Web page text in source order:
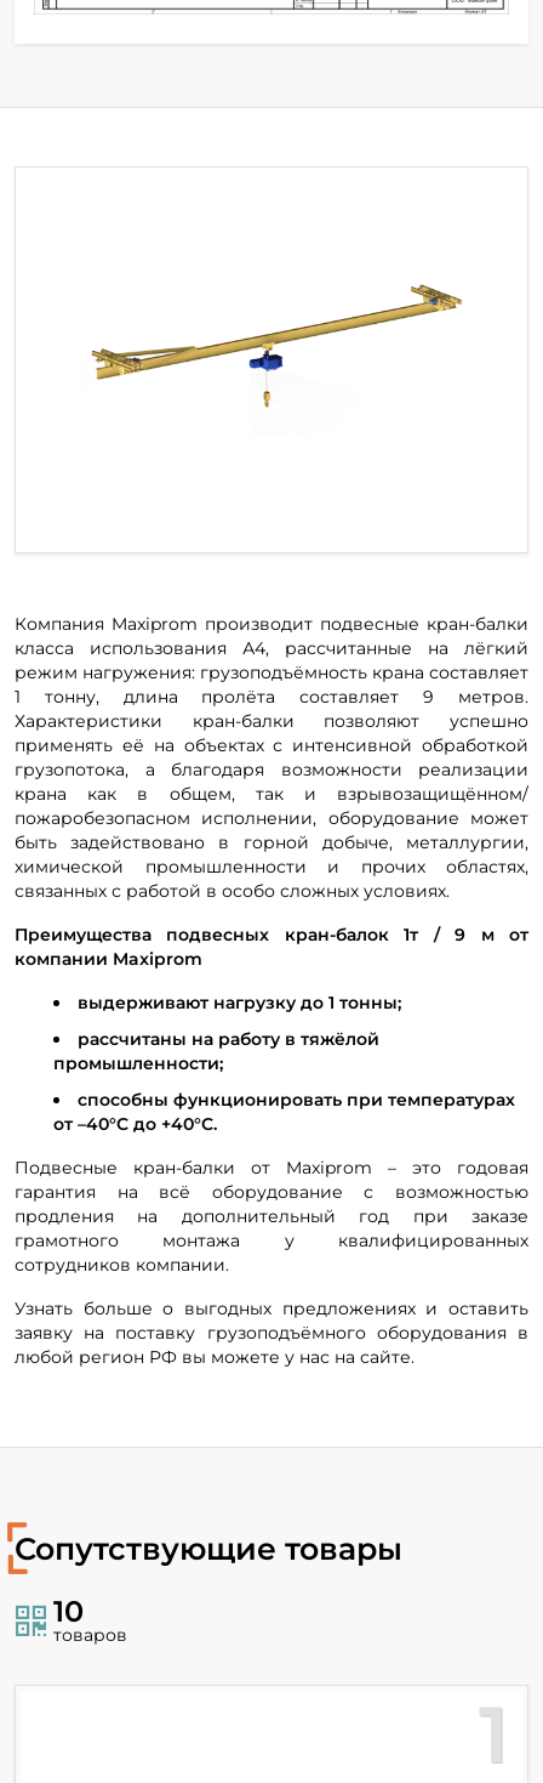
Компания Maxiprom производит подвесные кран-балки
класса использования А4, рассчитанные на лёгкий
режим нагружения: грузоподъёмность крана составляет
1 тонну, длина пролёта составляет 9 метров.
Характеристики кран-балки позволяют успешно
применять её на объектах с интенсивной обработкой
грузопотока, а благодаря возможности реализации
крана как в общем, так и взрывозащищённом/
пожаробезопасном исполнении, оборудование может
быть задействовано в горной добыче, металлургии,
химической промышленности и прочих областях,
связанных с работой в особо сложных условиях.
Преимущества подвесных кран-балок 1т / 9 м от
компании Maxiprom
выдерживают нагрузку до 1 тонны;
рассчитаны на работу в тяжёлой
промышленности;
способны функционировать при температурах
от –40°С до +40°С.
Подвесные кран-балки от Maxiprom – это годовая
гарантия на всё оборудование с возможностью
продления на дополнительный год при заказе
грамотного монтажа у квалифицированных
сотрудников компании.
Узнать больше о выгодных предложениях и оставить
заявку на поставку грузоподъёмного оборудования в
любой регион РФ вы можете у нас на сайте.
Сопутствующие товары
10
товаров
1